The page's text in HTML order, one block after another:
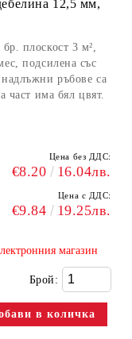
12,5 мм,
плоскост 3 м²,
подсилена със
ръбове са
част има бял цвят.
Цена без ДДС:
€8.20 16.04лв.
Цена с ДДС:
€9.84 19.25лв.
магазин
Брой: